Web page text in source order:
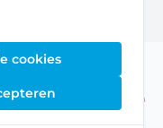
cookies
|English
English
Norsk |English
English